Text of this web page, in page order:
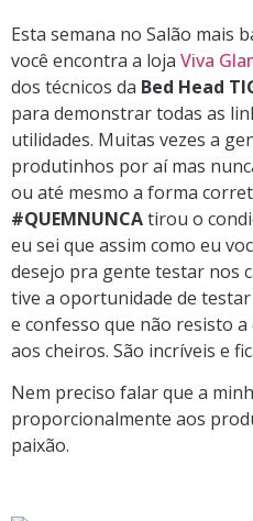
Esta semana no Salão mais
você encontra a loja Viva
dos técnicos da Bed Head
para demonstrar todas as
utilidades. Muitas vezes a
produtinhos por aí mas
ou até mesmo a forma
#QUEMNUNCAtirou o
eu sei que assim como eu
desejo pra gente testar nos
tive a oportunidade de
e confesso que não resisto a
aos cheiros. São incríveis e
Nem preciso falar que a
proporcionalmente aos
paixão.